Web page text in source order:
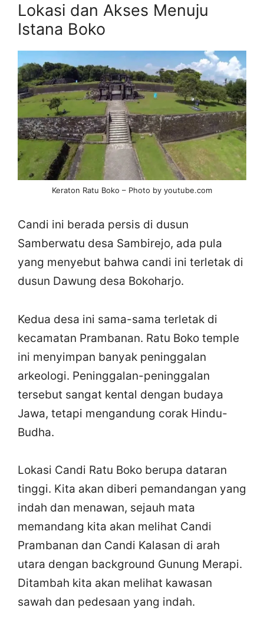
Lokasi dan Akses Menuju
Istana Boko
Keraton Ratu Boko – Photo by youtube.com
Candi ini berada persis di dusun
Samberwatu desa Sambirejo, ada pula
yang menyebut bahwa candi ini terletak di
dusun Dawung desa Bokoharjo.
Kedua desa ini sama-sama terletak di
kecamatan Prambanan. Ratu Boko temple
ini menyimpan banyak peninggalan
arkeologi. Peninggalan-peninggalan
tersebut sangat kental dengan budaya
Jawa, tetapi mengandung corak Hindu-
Budha.
Lokasi Candi Ratu Boko berupa dataran
tinggi. Kita akan diberi pemandangan yang
indah dan menawan, sejauh mata
memandang kita akan melihat Candi
Prambanan dan Candi Kalasan di arah
utara dengan background Gunung Merapi.
Ditambah kita akan melihat kawasan
sawah dan pedesaan yang indah.